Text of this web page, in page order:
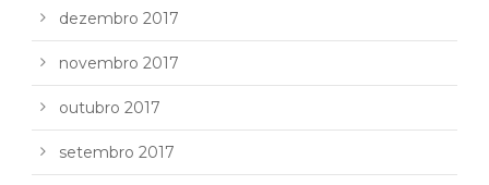
dezembro 2017
novembro 2017
outubro 2017
setembro 2017